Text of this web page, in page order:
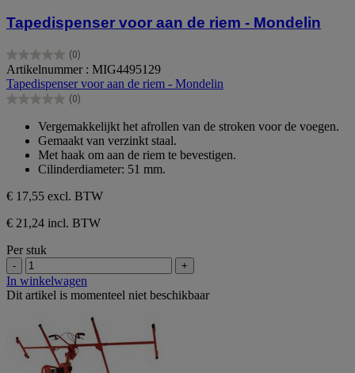
Tapedispenser voor aan de riem - Mondelin
(0)
0.0
van
de
5
Artikelnummer : MIG4495129
Tapedispenser voor aan de riem - Mondelin
(0)
0.0
sterren.
Vergemakkelijkt het afrollen van de stroken voor de voegen.
Gemaakt van verzinkt staal.
Met haak om aan de riem te bevestigen.
Cilinderdiameter: 51 mm.
€ 17,55 excl. BTW
€ 21,24 incl. BTW
Per stuk
- +
In winkelwagen
Dit artikel is momenteel niet beschikbaar